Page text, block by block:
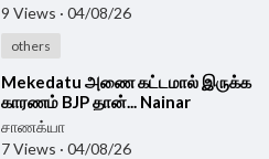
9 Views · 04/08/26
others
⁣Mekedatu அணை கட்டமால் இருக்க
காரணம் BJP தான்... Nainar
விளக்கம்!! | CM Vijay | DK
Shivakumar
சாணக்யா
7 Views · 04/08/26